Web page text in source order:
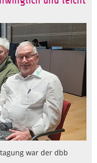
war der dbb